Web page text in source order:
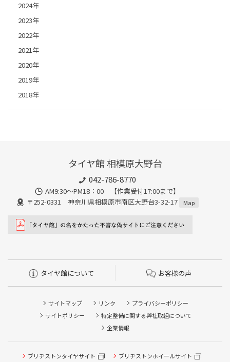
2024年
2023年
2022年
2021年
2020年
2019年
2018年
タイヤ館 相模原大野台
042-786-8770
AM9:30～PM18：00 【作業受付17:00まで】
〒252-0331 神奈川県相模原市南区大野台3-32-17
Map
タイヤ館について お客様の声
サイトマップ リンク
プライバシーポリシー
サイトポリシー
特定整備に関する弊社取組について
企業情報
ブリヂストンタイヤサイト ブリヂストンホイールサイト
タイヤ点検・安全点検/タイヤ履き替え/オイル交換/その他